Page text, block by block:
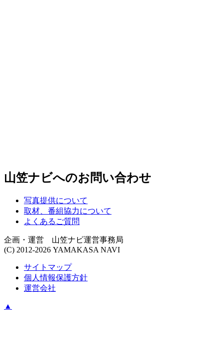
山笠ナビへのお問い合わせ
写真提供について
取材、番組協力について
よくあるご質問
企画・運営 山笠ナビ運営事務局
(C) 2012-2026 YAMAKASA NAVI
サイトマップ
個人情報保護方針
運営会社
▲